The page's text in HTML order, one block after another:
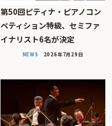
第50回ピティナ・ピアノコン
ペティション特級、セミファ
イナリスト6名が決定
NEWS 2026年7月29日